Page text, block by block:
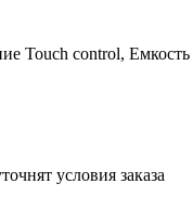
Touch control, Емкость
условия заказа